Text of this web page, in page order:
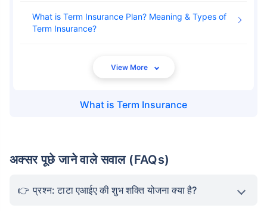
What is Term Insurance
What is Term Insurance Plan? Meaning & Types of
Term Insurance
अक्सर पूछे जाने वाले सवाल (FAQs)
प्रश्न: टाटा एआईए की शुभ शक्ति योजना क्या है?